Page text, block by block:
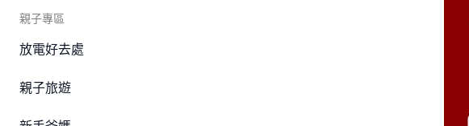
親子專區
放電好去處
親子旅遊